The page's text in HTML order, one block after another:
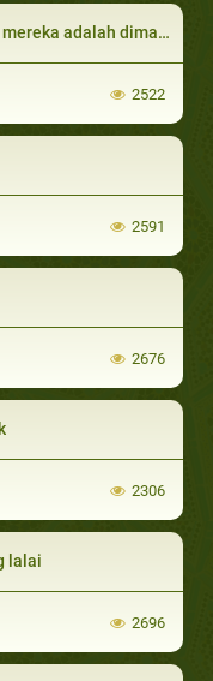
ke dalam nereka jahanam
2522
2591
2676
2306
lalai
2696